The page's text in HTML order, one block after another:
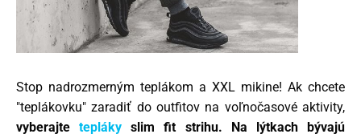
Stop nadrozmerným teplákom a XXL mikine! Ak chcete
"teplákovku" zaradiť do outfitov na voľnočasové aktivity,
vyberajtetepláky slim fit strihu. Na lýtkach bývajú